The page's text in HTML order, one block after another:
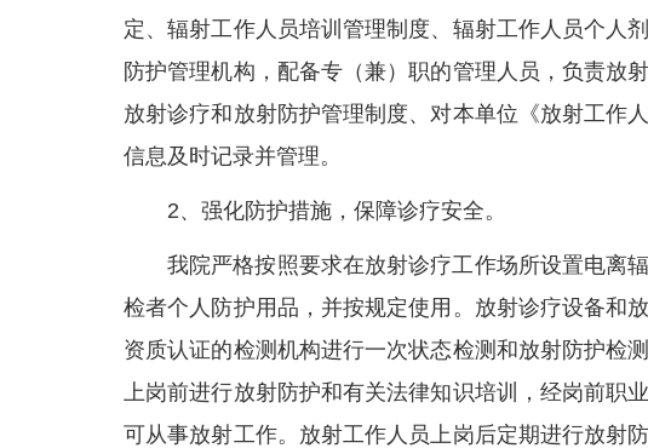
定、辐射工作人员培训管理制度、辐射工作人员个人
防护管理机构，配备专（兼）职的管理人员，负责放
放射诊疗和放射防护管理制度、对本单位《放射工作
信息及时记录并管理。
2、强化防护措施，保障诊疗安全。
我院严格按照要求在放射诊疗工作场所设置电离
检者个人防护用品，并按规定使用。放射诊疗设备和
资质认证的检测机构进行一次状态检测和放射防护检
上岗前进行放射防护和有关法律知识培训，经岗前职
可从事放射工作。放射工作人员上岗后定期进行放射